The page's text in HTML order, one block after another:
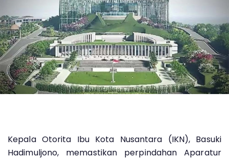
Kepala Otorita Ibu Kota Nusantara (IKN), Basuki
Hadimuljono, memastikan perpindahan Aparatur